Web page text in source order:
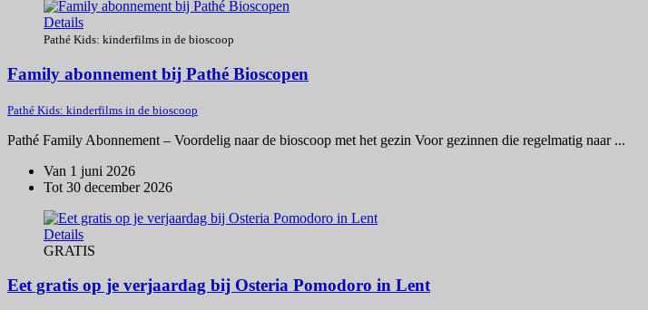
Details
Pathé Kids: kinderfilms in de bioscoop
Family abonnement bij Pathé Bioscopen
Pathé Kids: kinderfilms in de bioscoop
Pathé Family Abonnement – Voordelig naar de bioscoop met het gezin Voor gezinnen die regelmatig naar ...
Van 1 juni 2026
Tot 30 december 2026
Details
GRATIS
Eet gratis op je verjaardag bij Osteria Pomodoro in Lent